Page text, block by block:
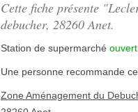
Cette fiche présente
debucher, 28260 Anet.
Station de supermarché
Une personne recommande
Zone Aménagement du